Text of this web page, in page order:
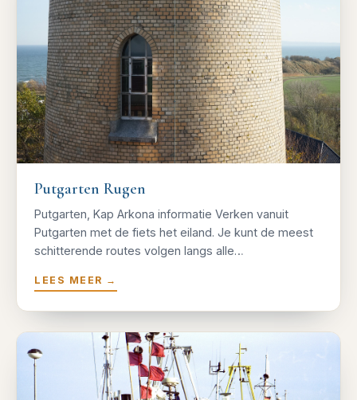
Putgarten Rugen
Putgarten, Kap Arkona informatie Verken vanuit
Putgarten met de fiets het eiland. Je kunt de meest
schitterende routes volgen langs alle…
LEES MEER →